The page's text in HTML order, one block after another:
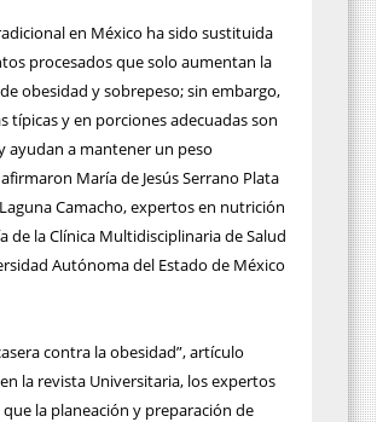
en México ha sido sustituida
procesados que solo aumentan la
obesidad y sobrepeso; sin embargo,
típicas y en porciones adecuadas son
ayudan a mantener un peso
María de Jesús Serrano Plata
Camacho, expertos en nutrición
de la Clínica Multidisciplinaria de Salud
Autónoma del Estado de México
contra la obesidad”, artículo
la revista Universitaria, los expertos
la planeación y preparación de